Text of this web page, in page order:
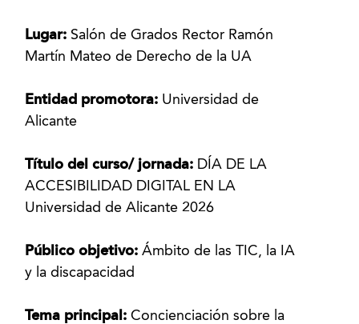
Lugar: Salón de Grados Rector Ramón
Martín Mateo de Derecho de la UA
Entidad promotora: Universidad de
Alicante
Título del curso/ jornada: DÍA DE LA
ACCESIBILIDAD DIGITAL EN LA
Universidad de Alicante 2026
Público objetivo:Ámbito de las TIC, la IA
y la discapacidad
Tema principal:Concienciación sobre la